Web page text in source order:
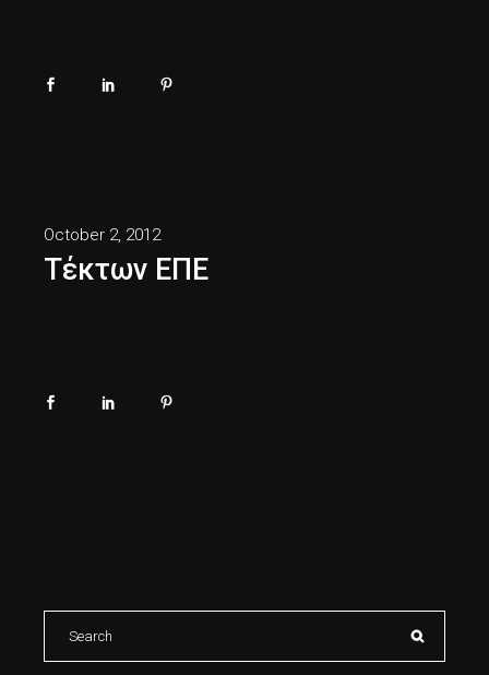
October 2, 2012
Τέκτων ΕΠΕ
Search